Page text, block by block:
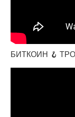
БИТКОИН 🪝